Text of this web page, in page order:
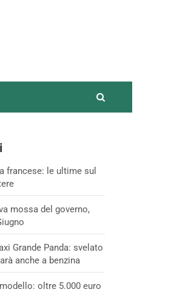
francese: le ultime sul
mossa del governo,
Grande Panda: svelato
anche a benzina
oltre 5.000 euro